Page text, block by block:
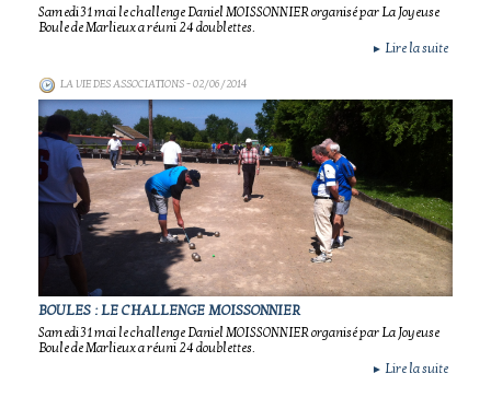
Samedi 31 mai le challenge Daniel MOISSONNIER organisé par La Joyeuse
Boule de Marlieux a réuni 24 doublettes.
► Lire la suite
LA VIE DES ASSOCIATIONS- 02/06/2014
BOULES : LE CHALLENGE MOISSONNIER
Samedi 31 mai le challenge Daniel MOISSONNIER organisé par La Joyeuse
Boule de Marlieux a réuni 24 doublettes.
► Lire la suite